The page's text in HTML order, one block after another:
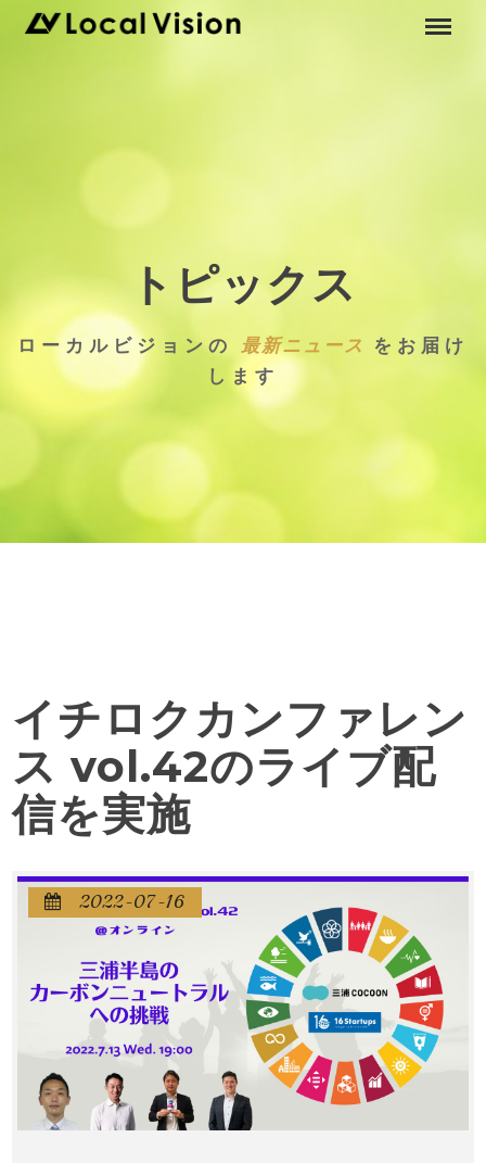
トピックス
ローカルビジョンの 最新ニュース
をお届け
します
イチロクカンファレン
ス vol.42のライブ配
信を実施
 2022-07-16